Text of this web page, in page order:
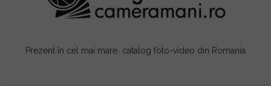
Prezent în cel mai mare catalog foto-video din Romania